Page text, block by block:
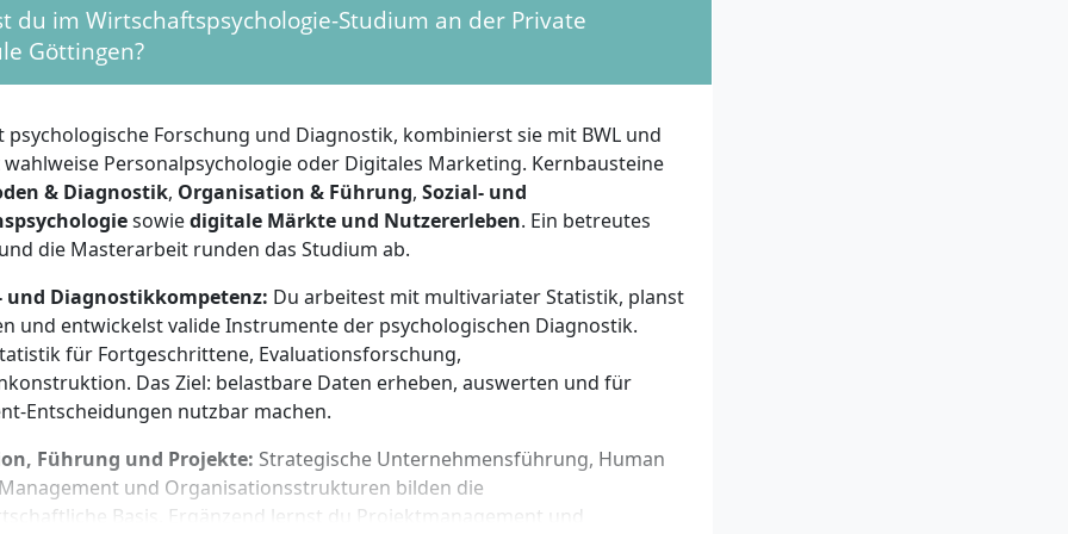
mitmindestens 180 ECTS .
Abschlüssen prüft eine Auswahlkommission die inhaltliche
Bachelorzeugnis oder aktuelle Leistungsübersicht,
Lebenslauf,Motivationsschreiben(max. drei Seiten).
ca.30-minütigesKennenlerngespräch mit einer Vertretung
jeweils 1. Oktober; Studienform: Präsenz, Vollzeit; Studienort:
Vorbildung: Für den Master zählt dein erster Hochschulabschluss – ein
ist keine eigene Zugangsschiene. Der Unterricht findet auf Deutsch statt;
sind erforderlich, damit du Vorlesungen, Seminare und
bewältigst.
Voraussetzungen
du im Wirtschaftspsychologie-Studium an der Private
Göttingen?
psychologische Forschung und Diagnostik, kombinierst sie mit BWL und
Personalpsychologie oder Digitales Marketing. Kernbausteine
& Diagnostik, Organisation & Führung, Sozial- und
sowiedigitale Märkte und Nutzererleben. Ein betreutes
die Masterarbeit runden das Studium ab.
und Diagnostikkompetenz: Du arbeitest mit multivariater Statistik, planst
und entwickelst valide Instrumente der psychologischen Diagnostik.
für Fortgeschrittene, Evaluationsforschung,
Das Ziel: belastbare Daten erheben, auswerten und für
Entscheidungen nutzbar machen.
Führung und Projekte: Strategische Unternehmensführung, Human
und Organisationsstrukturen bilden die
Basis. Ergänzend lernst du Projektmanagement und